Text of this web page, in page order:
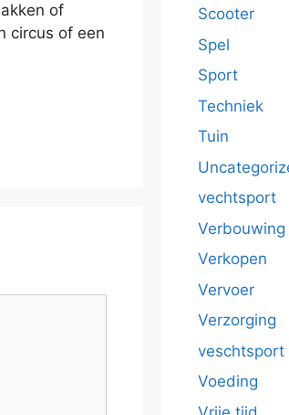
of
circus of een
Scooter
Spel
Sport
Techniek
Tuin
vechtsport
Verbouwing
Verkopen
Vervoer
Verzorging
veschtsport
Voeding